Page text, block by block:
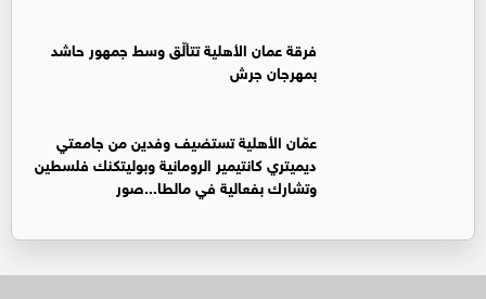
فرقة عمان الأهلية تتألّق وسط جمهور حاشد
بمهرجان جرش
عمّان الأهلية تستضيف وفدين من جامعتي
ديميتري كانتيمير الرومانية وبوليتكنك فلسطين
وتشارك بفعالية في مالطا...صور